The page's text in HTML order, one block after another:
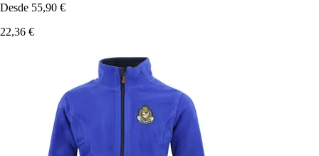
Desde 55,90 €
22,36 €